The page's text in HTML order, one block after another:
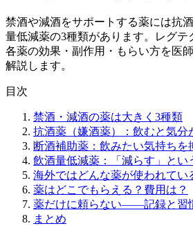
禁酒や減酒をサポートする薬には抗
量低減薬の3種類があります。レグテ
各薬の効果・副作用・もらい方を医
解説します。
目次
禁酒・減酒の薬は大きく3種類
抗酒薬（嫌酒薬）：飲むと気分
断酒補助薬：飲みたい気持ちを
飲酒量低減薬：「減らす」とい
海外ではどんな薬が使われてい
薬はどこでもらえる？費用は？
薬だけに頼らない——記録と習
まとめ